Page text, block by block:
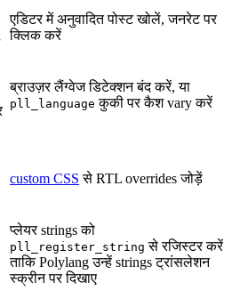
एडिटर में अनुवादित पोस्ट खोलें, जनरेट पर
क्लिक करें
ब्राउज़र लैंग्वेज डिटेक्शन बंद करें, या
pll_language कुकी पर कैश vary करें
custom CSS से RTL overrides जोड़ें
प्लेयर strings को
pll_register_string से रजिस्टर करें
ताकि Polylang उन्हें strings ट्रांसलेशन
स्क्रीन पर दिखाए